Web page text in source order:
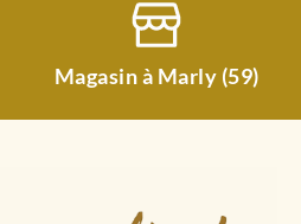
Magasin à Marly (59)